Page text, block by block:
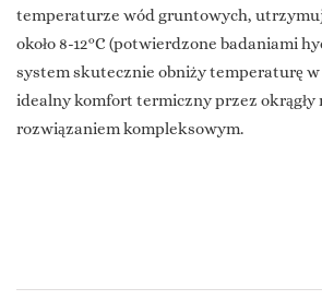
temperaturze wód gruntowych,
około 8-12°C (potwierdzone badaniami
system skutecznie obniży temperaturę
idealny komfort termiczny przez okrągły
rozwiązaniem kompleksowym.